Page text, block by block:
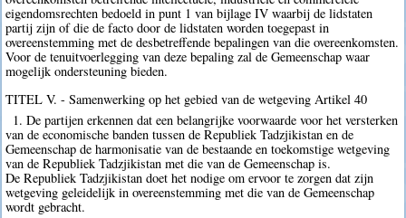
eigendomsrechten bedoeld in punt 1 van bijlage IV waarbij de lidstaten
partij zijn of die de facto door de lidstaten worden toegepast in
overeenstemming met de desbetreffende bepalingen van die overeenkomsten.
Voor de tenuitvoerlegging van deze bepaling zal de Gemeenschap waar
mogelijk ondersteuning bieden.
TITEL V. - Samenwerking op het gebied van de wetgeving Artikel 40
1. De partijen erkennen dat een belangrijke voorwaarde voor het versterken
van de economische banden tussen de Republiek Tadzjikistan en de
Gemeenschap de harmonisatie van de bestaande en toekomstige wetgeving
van de Republiek Tadzjikistan met die van de Gemeenschap is.
De Republiek Tadzjikistan doet het nodige om ervoor te zorgen dat zijn
wetgeving geleidelijk in overeenstemming met die van de Gemeenschap
wordt gebracht.